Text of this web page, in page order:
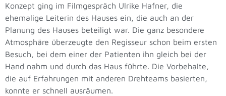
Konzept ging im Filmgespräch Ulrike Hafner, die
ehemalige Leiterin des Hauses ein, die auch an der
Planung des Hauses beteiligt war. Die ganz besondere
Atmosphäre überzeugte den Regisseur schon beim ersten
Besuch, bei dem einer der Patienten ihn gleich bei der
Hand nahm und durch das Haus führte. Die Vorbehalte,
die auf Erfahrungen mit anderen Drehteams basierten,
konnte er schnell ausräumen.